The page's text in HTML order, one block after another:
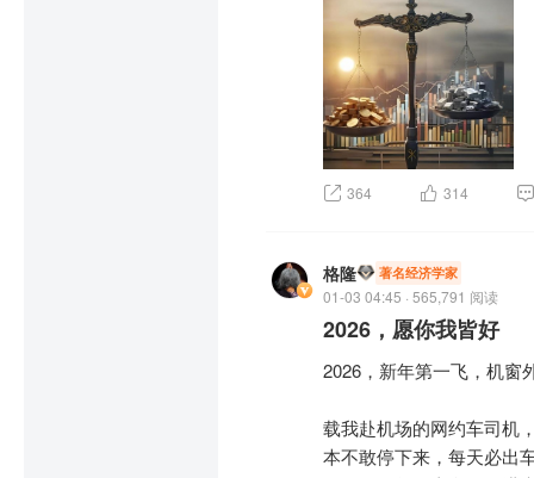
364 314
格隆 著名经济学家
01-03 04:45 · 565,791 阅读
2026，愿你我皆好
2026，新年第一飞，机窗
载我赴机场的网约车司机
本不敢停下来，每天必出